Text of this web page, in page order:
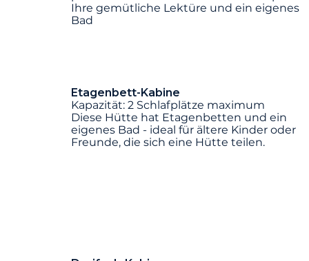
Ihre gemütliche Lektüre und ein eigenes
Bad
Etagenbett-Kabine
Kapazität: 2 Schlafplätze maximum
Diese Hütte hat Etagenbetten und ein
eigenes Bad - ideal für ältere Kinder oder
Freunde, die sich eine Hütte teilen.